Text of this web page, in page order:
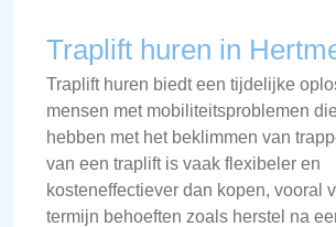
Traplift huren in
Traplift huren biedt een tijdelijke
mensen met mobiliteitsproblemen
hebben met het beklimmen van
van een traplift is vaak flexibeler en
kosteneffectiever dan kopen, vooral
termijn behoeften zoals herstel na